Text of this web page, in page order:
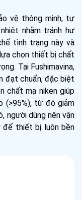
vệ thông minh, tự
nhằm tránh hư
tình trạng này và
chọn thiết bị chất
Tại Fushimavina,
đạt chuẩn, đặc biệt
chất mạ niken giúp
(>95%), từ đó giảm
người dùng nên vận
để thiết bị luôn bền